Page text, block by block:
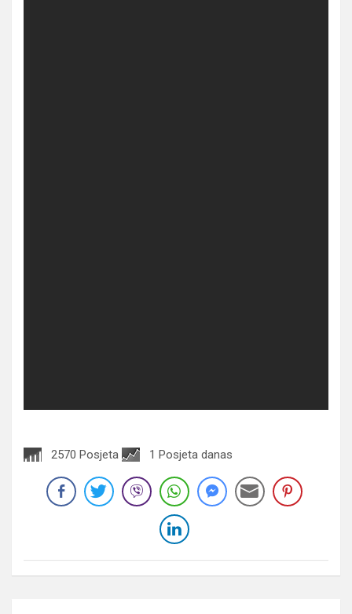
2570 Posjeta 1 Posjeta danas